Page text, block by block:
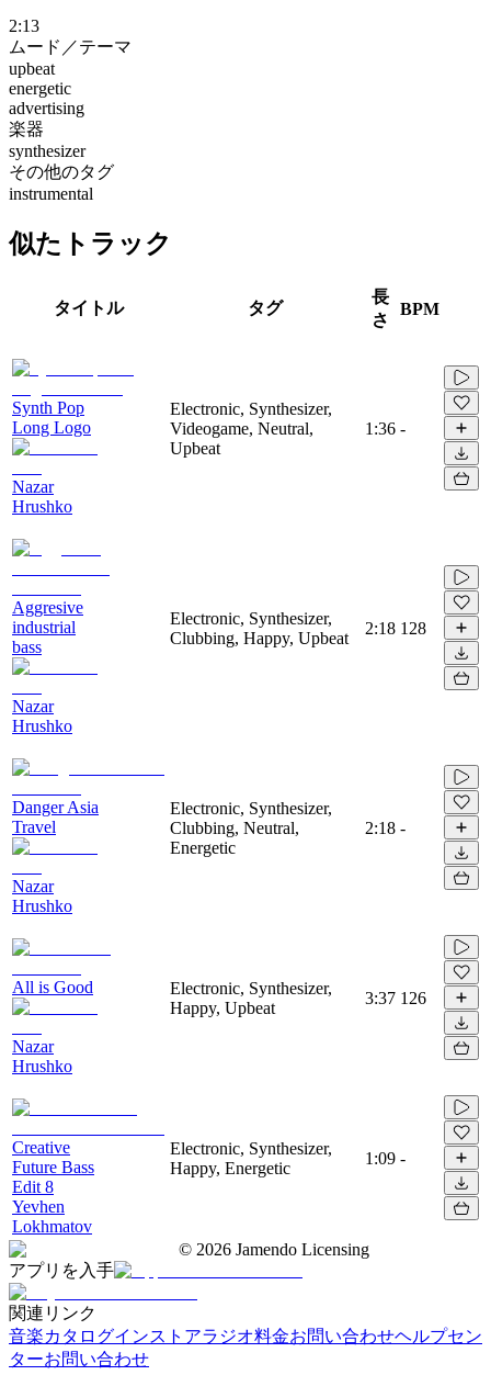
2:13
ムード／テーマ
upbeat
energetic
advertising
楽器
synthesizer
その他のタグ
instrumental
似たトラック
タイトル タグ
長
さ
BPM
Synth Pop
Long Logo
Nazar
Hrushko
Electronic, Synthesizer,
Videogame, Neutral,
Upbeat
1:36 -
Aggresive
industrial
bass
Nazar
Hrushko
Electronic, Synthesizer,
Clubbing, Happy, Upbeat
2:18 128
Danger Asia
Travel
Nazar
Hrushko
Electronic, Synthesizer,
Clubbing, Neutral,
Energetic
2:18 -
All is Good
Nazar
Hrushko
Electronic, Synthesizer,
Happy, Upbeat
3:37 126
Creative
Future Bass
Edit 8
Yevhen
Lokhmatov
Electronic, Synthesizer,
Happy, Energetic
1:09 -
© 2026 Jamendo Licensing
アプリを入手
関連リンク
音楽カタログインストアラジオ料金お問い合わせヘルプセン
ターお問い合わせ